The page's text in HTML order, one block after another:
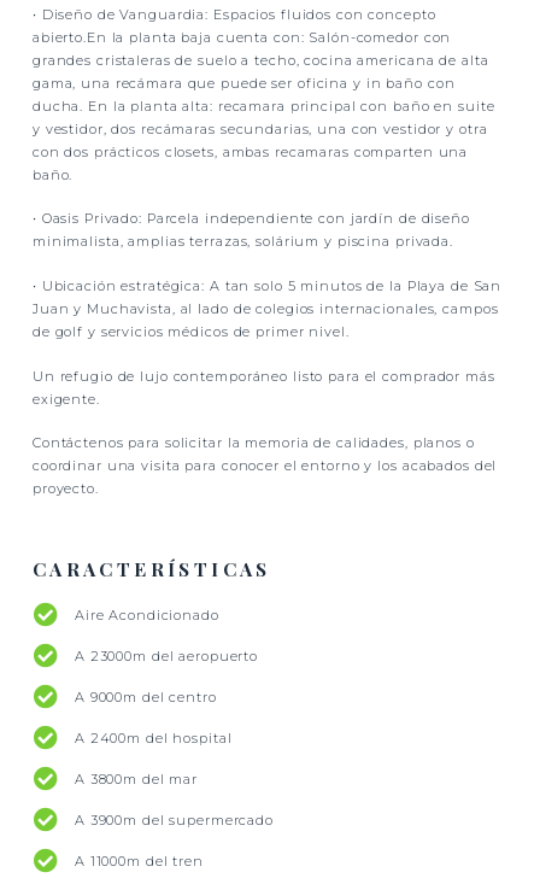
• Diseño de Vanguardia: Espacios fluidos con concepto
abierto.En la planta baja cuenta con: Salón-comedor con
grandes cristaleras de suelo a techo, cocina americana de alta
gama, una recámara que puede ser oficina y in baño con
ducha. En la planta alta: recamara principal con baño en suite
y vestidor, dos recámaras secundarias, una con vestidor y otra
con dos prácticos closets, ambas recamaras comparten una
baño.
• Oasis Privado: Parcela independiente con jardín de diseño
minimalista, amplias terrazas, solárium y piscina privada.
• Ubicación estratégica: A tan solo 5 minutos de la Playa de San
Juan y Muchavista, al lado de colegios internacionales, campos
de golf y servicios médicos de primer nivel.
Un refugio de lujo contemporáneo listo para el comprador más
exigente.
Contáctenos para solicitar la memoria de calidades, planos o
coordinar una visita para conocer el entorno y los acabados del
proyecto.
CARACTERÍSTICAS
Aire Acondicionado
A 23000m del aeropuerto
A 9000m del centro
A 2400m del hospital
A 3800m del mar
A 3900m del supermercado
A 11000m del tren